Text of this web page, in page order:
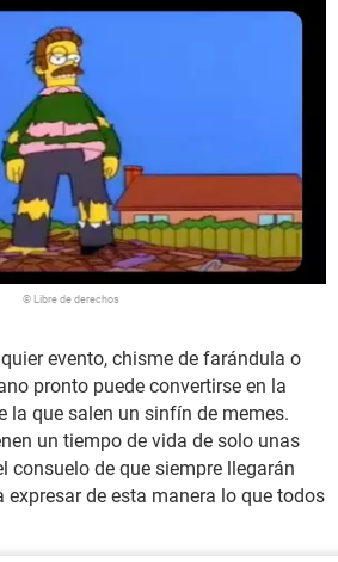
© Libre de derechos
evento, chisme de farándula o
pronto puede convertirse en la
la que salen un sinfín de memes.
un tiempo de vida de solo unas
consuelo de que siempre llegarán
expresar de esta manera lo que todos